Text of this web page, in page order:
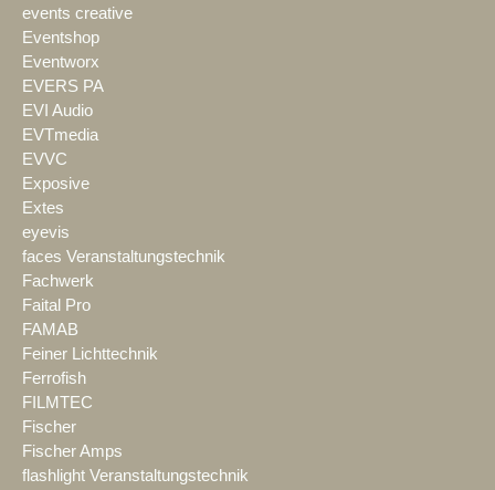
events creative
Eventshop
Eventworx
EVERS PA
EVI Audio
EVTmedia
EVVC
Exposive
Extes
eyevis
faces Veranstaltungstechnik
Fachwerk
Faital Pro
FAMAB
Feiner Lichttechnik
Ferrofish
FILMTEC
Fischer
Fischer Amps
flashlight Veranstaltungstechnik